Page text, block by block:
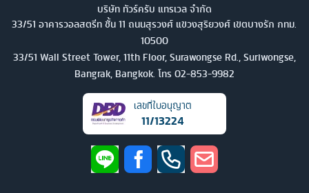
บริษัท ทัวร์ครับ แทรเวล จำกัด
33/51 อาคารวอลสตรีท ชั้น 11 ถนนสุรวงศ์ แขวงสุริยวงศ์ เขตบางรัก กทม.
10500
33/51 Wall Street Tower, 11th Floor, Surawongse Rd., Suriwongse,
Bangrak, Bangkok. โทร 02-853-9982
เลขที่ใบอนุญาต
11/13224